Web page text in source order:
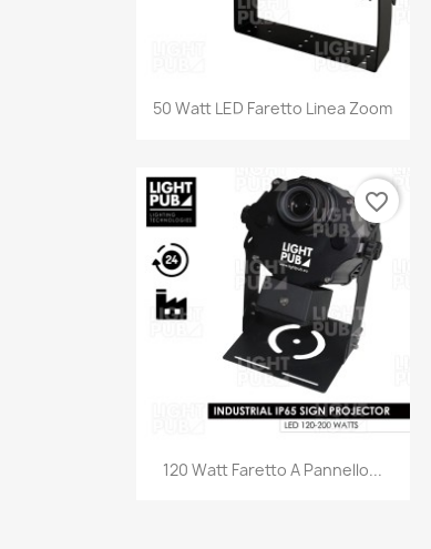
50 Watt LED Faretto Linea Zoom
Anteprima
120 Watt Faretto A Pannello...
Anteprima
favorite_border